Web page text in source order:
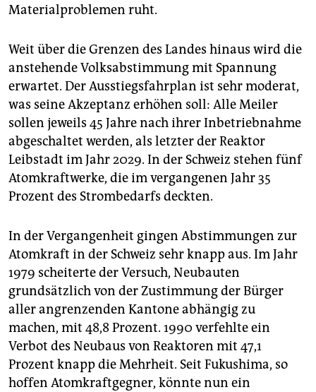
Materialproblemen ruht.
Weit über die Grenzen des Landes hinaus wird die
anstehende Volksabstimmung mit Spannung
erwartet. Der Ausstiegsfahrplan ist sehr moderat,
was seine Akzeptanz erhöhen soll: Alle Meiler
sollen jeweils 45 Jahre nach ihrer Inbetriebnahme
abgeschaltet werden, als letzter der Reaktor
Leibstadt im Jahr 2029. In der Schweiz stehen fünf
Atomkraftwerke, die im vergangenen Jahr 35
Prozent des Strombedarfs deckten.
In der Vergangenheit gingen Abstimmungen zur
Atomkraft in der Schweiz sehr knapp aus. Im Jahr
1979 scheiterte der Versuch, Neubauten
grundsätzlich von der Zustimmung der Bürger
aller angrenzenden Kantone abhängig zu
machen, mit 48,8 Prozent. 1990 verfehlte ein
Verbot des Neubaus von Reaktoren mit 47,1
Prozent knapp die Mehrheit. Seit Fukushima, so
hoffen Atomkraftgegner, könnte nun ein